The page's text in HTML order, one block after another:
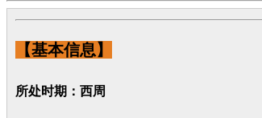
【基本信息】
所处时期：西周